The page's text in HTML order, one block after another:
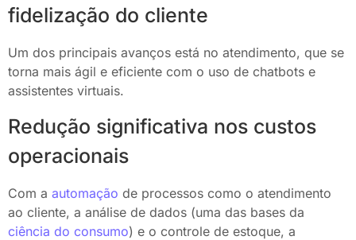
fidelização do cliente
Um dos principais avanços está no atendimento, que se
torna mais ágil e eficiente com o uso de chatbots e
assistentes virtuais.
Redução significativa nos custos
operacionais
Com a automação de processos como o atendimento
ao cliente, a análise de dados (uma das bases da
ciência do consumo) e o controle de estoque, a